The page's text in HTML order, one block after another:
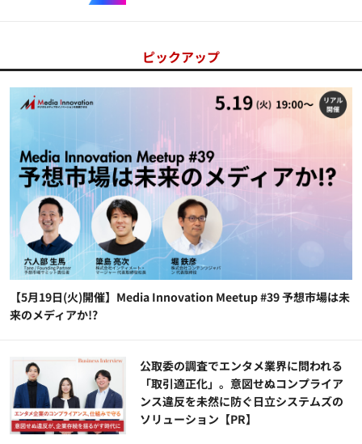
ピックアップ
【5月19日(火)開催】Media Innovation Meetup #39 予想市場は未
来のメディアか!?
公​​取委の調査でエンタメ業界に問われる
「取引適正化」。意図せぬコンプライア
ンス違反を未然に防ぐ日立システムズの
ソリューション​【PR】